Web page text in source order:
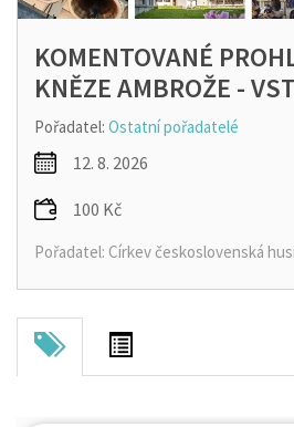
KOMENTOVANÉ
KNĚZE AMBROŽE -
Pořadatel: Ostatní pořadatelé
12. 8. 2026
100 Kč
Pořadatel: Církev československá